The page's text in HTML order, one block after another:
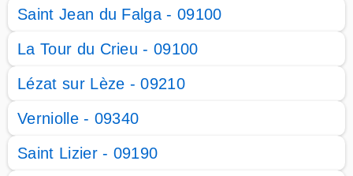
Saint Jean du Falga - 09100
La Tour du Crieu - 09100
Lézat sur Lèze - 09210
Verniolle - 09340
Saint Lizier - 09190